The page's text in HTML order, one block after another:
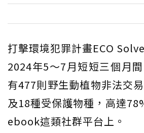
打擊環境犯罪計畫ECO
2024年5～7月短短三個月
有477則野生動植物非法交
及18種受保護物種，高達
ebook這類社群平台上。